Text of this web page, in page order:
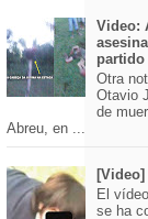
Video:
partido
Otra
Otavio
de
Abreu, en ...
El
se ha